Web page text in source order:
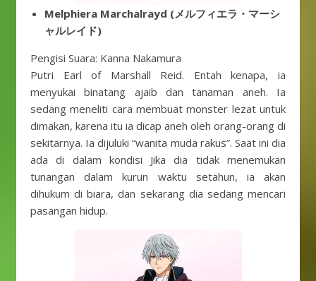
Melphiera Marchalrayd (メルフィエラ・マーシ
ャルレイド)
Pengisi Suara: Kanna Nakamura
Putri Earl of Marshall Reid. Entah kenapa, ia
menyukai binatang ajaib dan tanaman aneh. Ia
sedang meneliti cara membuat monster lezat untuk
dimakan, karena itu ia dicap aneh oleh orang-orang di
sekitarnya. Ia dijuluki “wanita muda rakus”. Saat ini dia
ada di dalam kondisi Jika dia tidak menemukan
tunangan dalam kurun waktu setahun, ia akan
dihukum di biara, dan sekarang dia sedang mencari
pasangan hidup.